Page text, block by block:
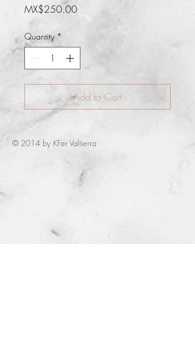
MX$250.00Price
Quantity *
Add to Cart
© 2014 by KFer Valtierra